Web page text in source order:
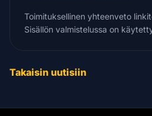
Toimituksellinen yhteenveto
Sisällön valmistelussa on
Takaisin uutisiin